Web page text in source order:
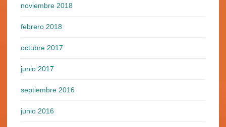
noviembre 2018
febrero 2018
octubre 2017
junio 2017
septiembre 2016
junio 2016